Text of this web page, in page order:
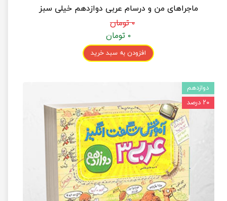
ماجراهای من و درسام عربی دوازدهم خیلی سبز
۰ تومان
۰ تومان
افزودن به سبد خرید
دوازدهم
۲۰ درصد